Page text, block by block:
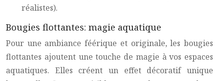
réalistes).
Bougies flottantes: magie aquatique
Pour une ambiance féérique et originale, les bougies
flottantes ajoutent une touche de magie à vos espaces
aquatiques. Elles créent un effet décoratif unique